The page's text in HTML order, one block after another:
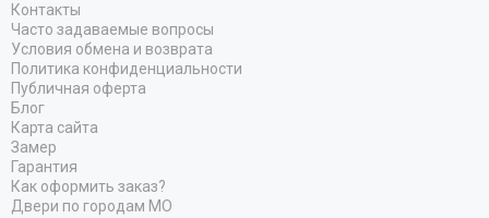
Контакты
Часто задаваемые вопросы
Условия обмена и возврата
Политика конфиденциальности
Публичная оферта
Блог
Карта сайта
Замер
Гарантия
Как оформить заказ?
Двери по городам МО